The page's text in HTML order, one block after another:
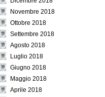
Novembre 2018
Ottobre 2018
Settembre 2018
Agosto 2018
Luglio 2018
Giugno 2018
Maggio 2018
Aprile 2018